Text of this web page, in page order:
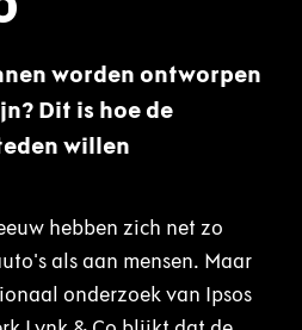
worden ontworpen
Dit is hoe de
willen
hebben zich net zo
als aan mensen. Maar
onderzoek van Ipsos